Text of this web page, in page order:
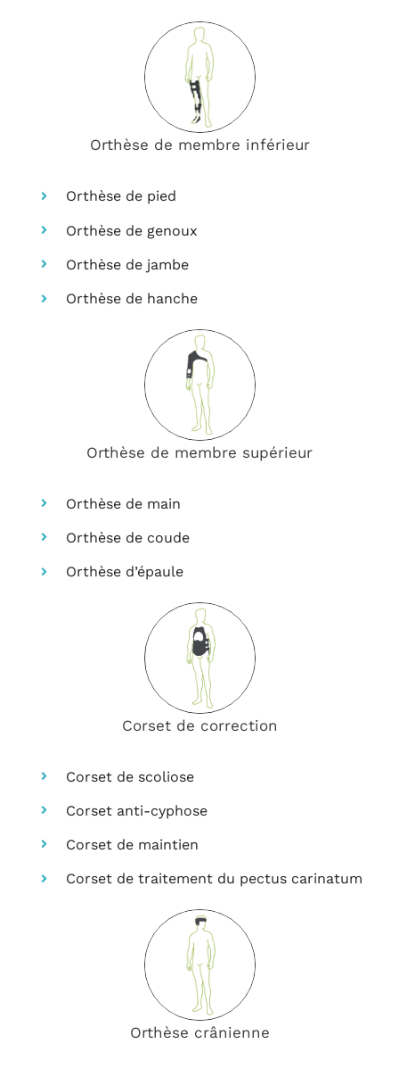
Orthèse de membre inférieur
Orthèse de pied
Orthèse de genoux
Orthèse de jambe
Orthèse de hanche
Orthèse de membre supérieur
Orthèse de main
Orthèse de coude
Orthèse d’épaule
Corset de correction
Corset de scoliose
Corset anti-cyphose
Corset de maintien
Corset de traitement du pectus carinatum
Orthèse crânienne